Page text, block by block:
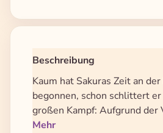
Beschreibung
Kaum hat Sakuras Zeit an
begonnen, schon schlittert
großen Kampf: Aufgrund der
Mehr